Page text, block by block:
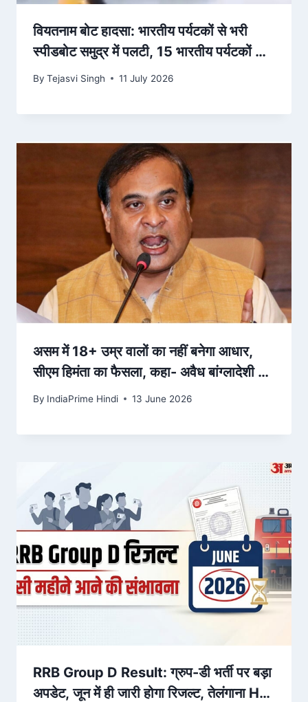
वियतनाम बोट हादसा: भारतीय पर्यटकों से भरी
स्पीडबोट समुद्र में पलटी, 15 भारतीय पर्यटकों की
मौत
By Tejasvi Singh 11 July 2026
असम में 18+ उम्र वालों का नहीं बनेगा आधार,
सीएम हिमंता का फैसला, कहा- अवैध बांग्लादेशी को
कार्ड न मिल पाए
By IndiaPrime Hindi 13 June 2026
RRB Group D Result: ग्रुप-डी भर्ती पर बड़ा
अपडेट, जून में ही जारी होगा रिजल्ट, तेलंगाना HC